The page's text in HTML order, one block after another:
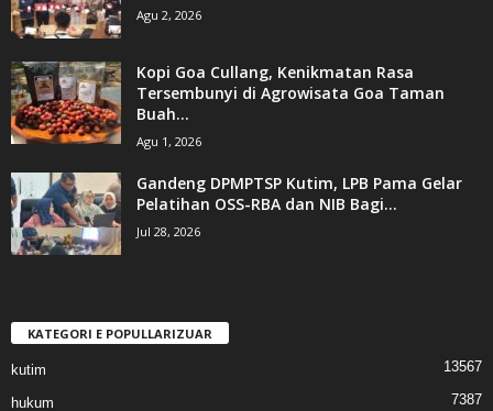
Agu 2, 2026
Kopi Goa Cullang, Kenikmatan Rasa
Tersembunyi di Agrowisata Goa Taman
Buah...
Agu 1, 2026
Gandeng DPMPTSP Kutim, LPB Pama Gelar
Pelatihan OSS-RBA dan NIB Bagi...
Jul 28, 2026
KATEGORI E POPULLARIZUAR
kutim 13567
hukum 7387